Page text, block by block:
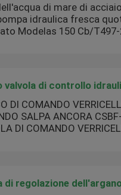
di mare di
idraulica fresca
Modelas 150 Cb/
valvola di controllo
DI COMANDO
SALPA ANCORA
DI COMANDO
di regolazione